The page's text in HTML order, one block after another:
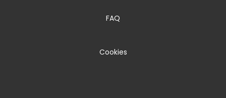
FAQ
Cookies